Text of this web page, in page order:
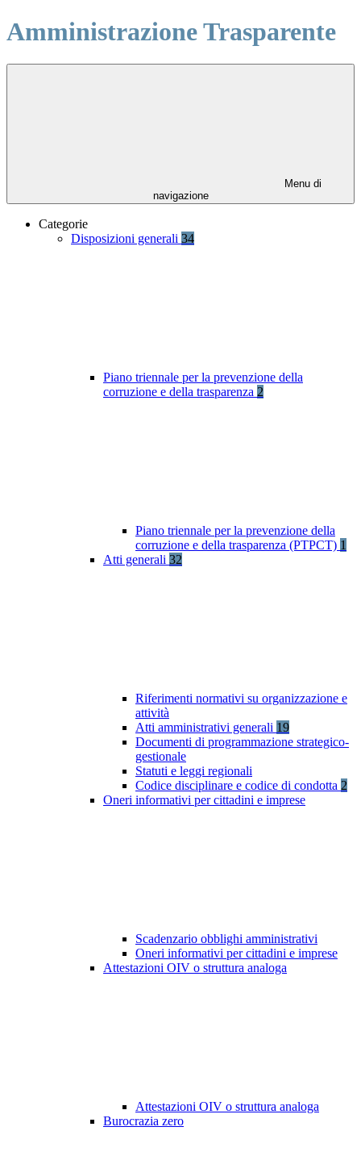
Amministrazione Trasparente
Menu di
navigazione
Categorie
Disposizioni generali 34
Piano triennale per la prevenzione della
corruzione e della trasparenza 2
Piano triennale per la prevenzione della
corruzione e della trasparenza (PTPCT) 1
Atti generali 32
Riferimenti normativi su organizzazione e
attività
Atti amministrativi generali 19
Documenti di programmazione strategico-
gestionale
Statuti e leggi regionali
Codice disciplinare e codice di condotta 2
Oneri informativi per cittadini e imprese
Scadenzario obblighi amministrativi
Oneri informativi per cittadini e imprese
Attestazioni OIV o struttura analoga
Attestazioni OIV o struttura analoga
Burocrazia zero